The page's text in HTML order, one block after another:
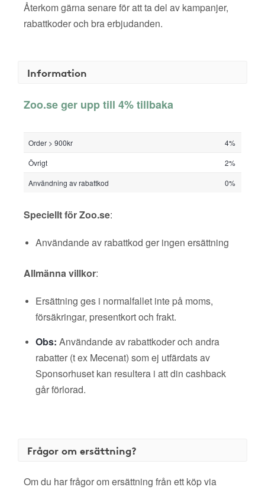
Återkom gärna senare för att ta del av kampanjer,
rabattkoder och bra erbjudanden.
Information
Zoo.se ger upp till 4% tillbaka
Order > 900kr
4%
Övrigt
2%
Användning av rabattkod
0%
Speciellt för Zoo.se:
Användande av rabattkod ger ingen ersättning
Allmänna villkor:
Ersättning ges i normalfallet inte på moms,
försäkringar, presentkort och frakt.
Obs: Användande av rabattkoder och andra
rabatter (t ex Mecenat) som ej utfärdats av
Sponsorhuset kan resultera i att din cashback
går förlorad.
Frågor om ersättning?
Om du har frågor om ersättning från ett köp via